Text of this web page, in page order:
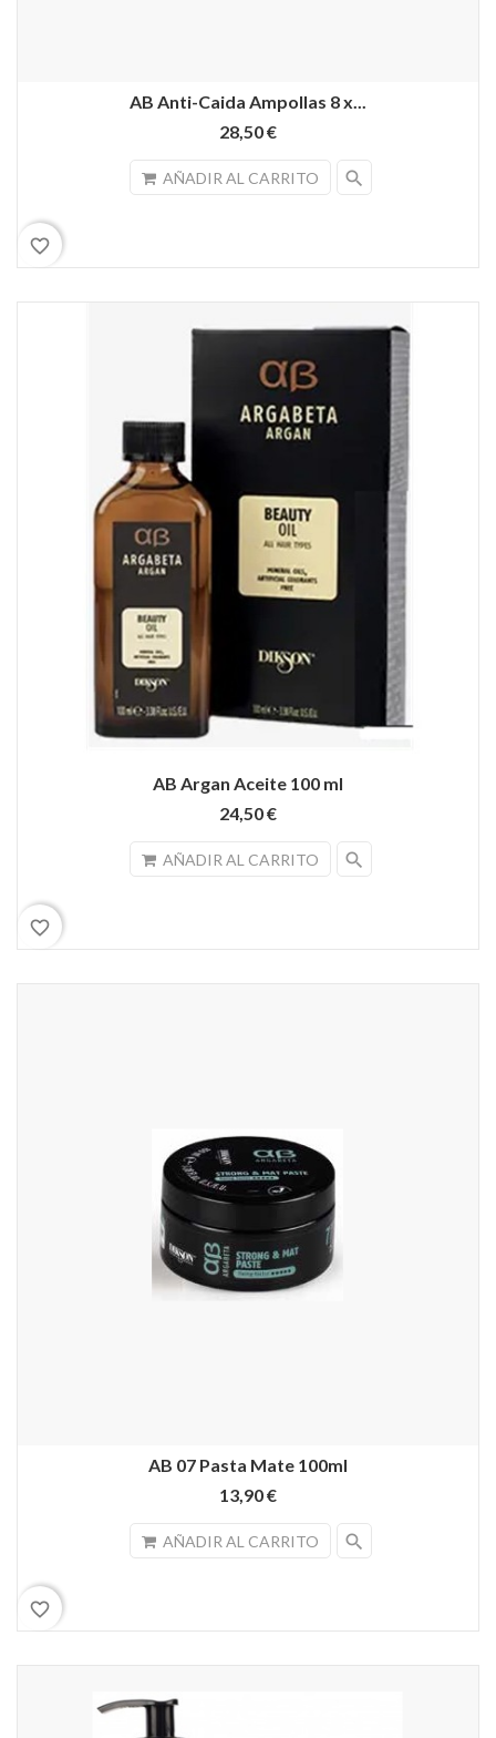
AB Anti-Caida Ampollas 8 x...
28,50 €
AÑADIR AL CARRITO search
favorite_border
AB Argan Aceite 100 ml
24,50 €
AÑADIR AL CARRITO search
favorite_border
AB 07 Pasta Mate 100ml
13,90 €
AÑADIR AL CARRITO search
favorite_border